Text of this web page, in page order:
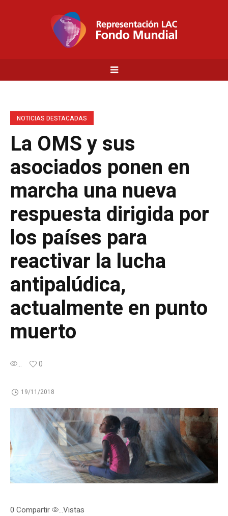
NOTICIAS DESTACADAS
La OMS y sus
asociados ponen en
marcha una nueva
respuesta dirigida por
los países para
reactivar la lucha
antipalúdica,
actualmente en punto
muerto
... 0
19/11/2018
0 Compartir ...Vistas